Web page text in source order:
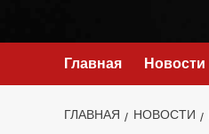
Главная Новости
ГЛАВНАЯ НОВОСТИ